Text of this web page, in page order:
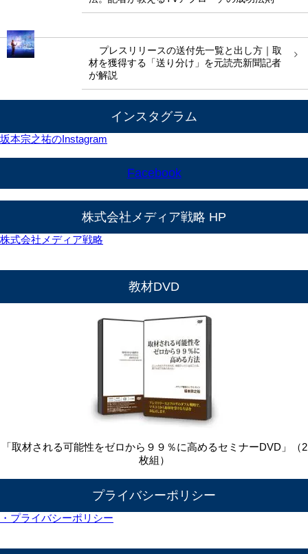
プレスリリースの送付先一覧と出し方｜取
材を獲得する「送り分け」を元読売新聞記者
が解説
インスタグラム
坂本宗之祐のInstagram
Facebook
株式会社メディア戦略 HP
株式会社メディア戦略
教材DVD
「取材される可能性をゼロから９９％に高めるセミナーDVD」（2
枚組）
プライバシーポリシー
・プライバシーポリシー